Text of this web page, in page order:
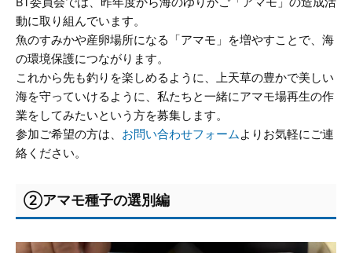
動に取り組んでいます。
魚のすみかや産卵場所になる「アマモ」を増やすことで、海
の環境保護につながります。
これから先も釣りを楽しめるように、上天草の豊かで美しい
海を守っていけるように、私たちと一緒にアマモ場再生の作
業をしてみたいという方を募集します。
参加ご希望の方は、 お問い合わせフォームよりお気軽にご連
絡ください。
②アマモ種子の選別編